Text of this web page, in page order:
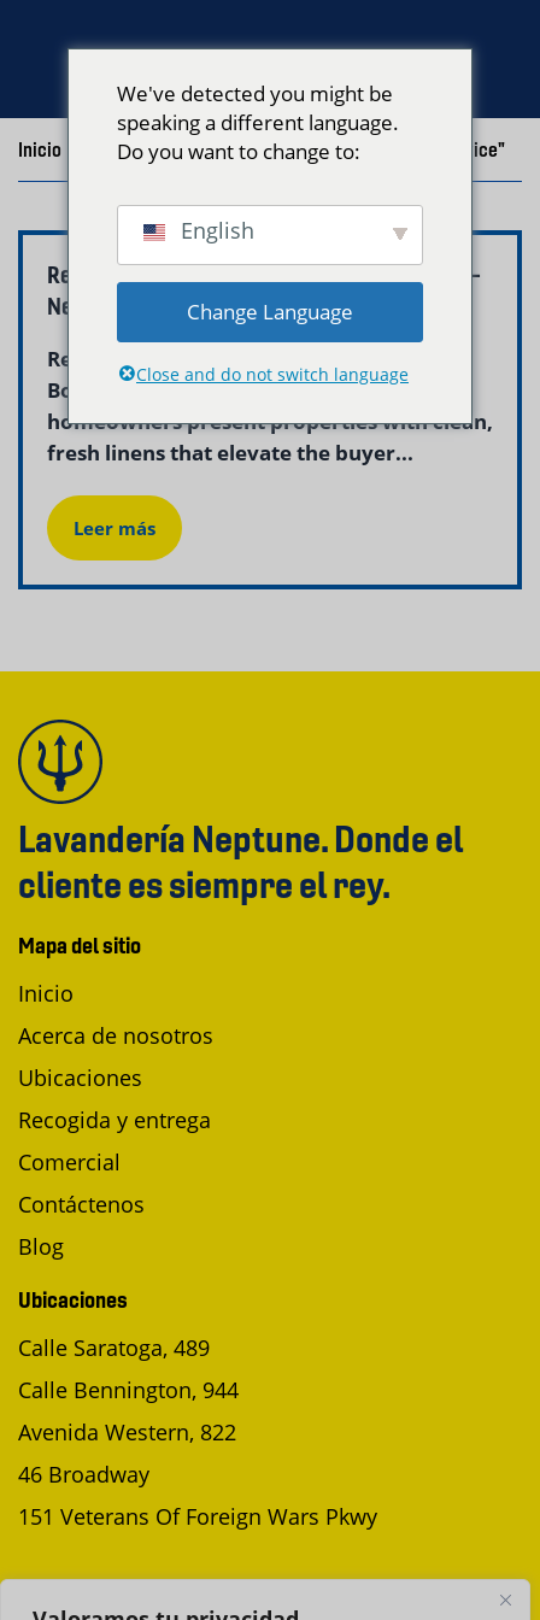
Inicio / Posts with the tag "Home Staging Linen Service"
Real Estate Staging Laundry Service Boston –
Neptune Laundry
Real estate staging laundry service in
Boston helps agents, stagers, and
homeowners present properties with clean,
fresh linens that elevate the buyer...
Leer más
Lavandería Neptune. Donde el
cliente es siempre el rey.
Mapa del sitio
Inicio
Acerca de nosotros
Ubicaciones
Recogida y entrega
Comercial
Contáctenos
Blog
Ubicaciones
Calle Saratoga, 489
Calle Bennington, 944
Avenida Western, 822
46 Broadway
151 Veterans Of Foreign Wars Pkwy
PROGRAMAR UNA RECOGIDA
We've detected you might be
speaking a different language.
Do you want to change to:
English
Change Language
Close and do not switch language